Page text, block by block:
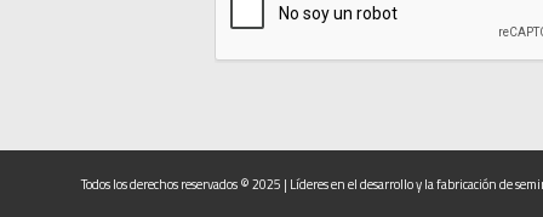
Todos los derechos reservados © 2025 | Líderes en el desarrollo y la fabricación de